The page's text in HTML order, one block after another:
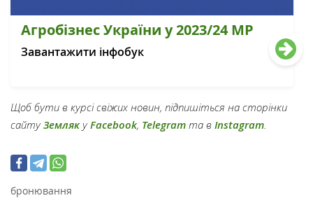
Агробізнес України у 2023/24 МР
Завантажити інфобук
Щоб бути в курсі свіжих новин, підпишіться на сторінки
сайтуЗемлякуFacebook, Telegram та в Instagram
бронювання